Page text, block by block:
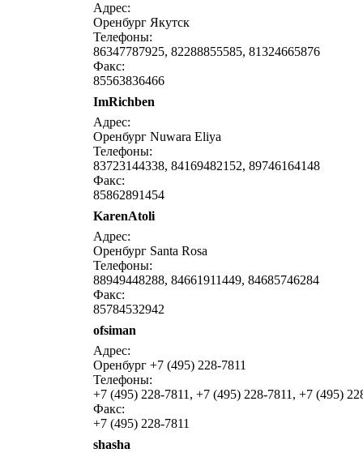
Адрес:
Оренбург Якутск
Телефоны:
86347787925, 82288855585, 81324665876
Факс:
85563836466
ImRichben
Адрес:
Оренбург Nuwara Eliya
Телефоны:
83723144338, 84169482152, 89746164148
Факс:
85862891454
KarenAtoli
Адрес:
Оренбург Santa Rosa
Телефоны:
88949448288, 84661911449, 84685746284
Факс:
85784532942
ofsiman
Адрес:
Оренбург +7 (495) 228-7811
Телефоны:
+7 (495) 228-7811, +7 (495) 228-7811, +7 (495)
Факс:
+7 (495) 228-7811
shasha